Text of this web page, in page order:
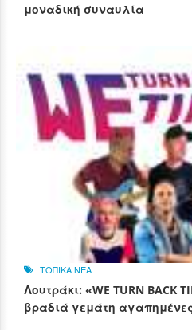
μοναδική συναυλία
ΤΟΠΙΚΑ ΝΕΑ
Λουτράκι: «WE TURN BACK
βραδιά γεμάτη αγαπημένες